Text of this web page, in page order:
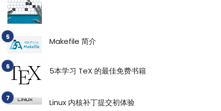
Makefile 简介
5本学习 TeX 的最佳免费书籍
Linux 内核补丁提交初体验